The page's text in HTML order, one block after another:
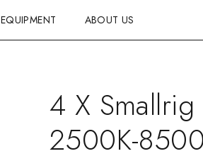
EQUIPMENT ABOUT US
4 X
2500K-